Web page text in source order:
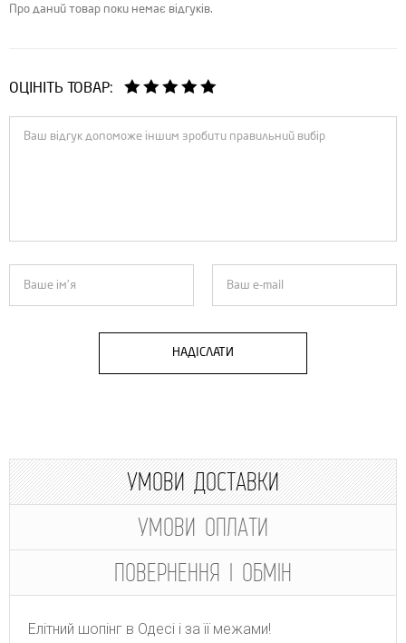
Про даний товар поки немає відгуків.
ОЦІНІТЬ ТОВАР:
НАДІСЛАТИ
УМОВИ ДОСТАВКИ
УМОВИ ОПЛАТИ
ПОВЕРНЕННЯ І ОБМІН
Елітний шопінг в Одесі і за її межами!